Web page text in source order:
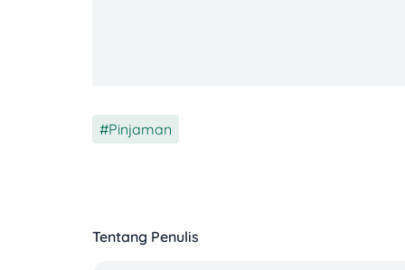
Punya KTP, KK, NIB/SKU, dan
Pinjaman
Tentang Penulis